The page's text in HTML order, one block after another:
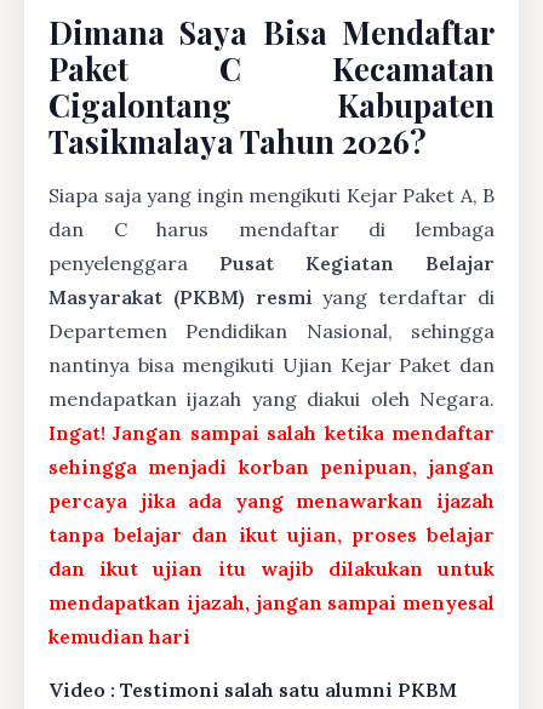
Dimana Saya Bisa Mendaftar
Paket C Kecamatan
Cigalontang Kabupaten
Tasikmalaya Tahun 2026?
Siapa saja yang ingin mengikuti Kejar Paket A, B
dan C harus mendaftar di lembaga
penyelenggara Pusat Kegiatan Belajar
Masyarakat (PKBM) resmi yang terdaftar di
Departemen Pendidikan Nasional, sehingga
nantinya bisa mengikuti Ujian Kejar Paket dan
mendapatkan ijazah yang diakui oleh Negara.
Ingat! Jangan sampai salah ketika mendaftar
sehingga menjadi korban penipuan, jangan
percaya jika ada yang menawarkan ijazah
tanpa belajar dan ikut ujian, proses belajar
dan ikut ujian itu wajib dilakukan untuk
mendapatkan ijazah, jangan sampai menyesal
kemudian hari
Video : Testimoni salah satu alumni PKBM